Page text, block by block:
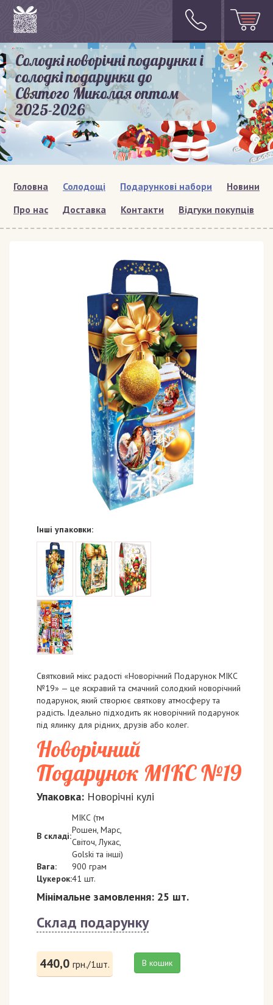
Солодкі новорічні подарунки і
солодкі подарунки до
Святого Миколая оптом
2025-2026
Головна Солодощі Подарункові набори
Новини
Про нас
Доставка Контакти Відгуки покупців
Інші упаковки:
Святковий мікс радості «Новорічний Подарунок МІКС
№19» — це яскравий та смачний солодкий новорічний
подарунок, який створює святкову атмосферу та
радість. Ідеально підходить як новорічний подарунок
під ялинку для рідних, друзів або колег.
Новорічний
Подарунок МІКС №19
Упаковка: Новорічні кулі
В складі:
МІКС (тм
Рошен, Марс,
Світоч, Лукас,
Golski та інші)
Вага:
900 грам
Цукерок:41 шт.
Мінімальне замовлення: 25 шт.
Склад подарунку
440,0 грн./1шт. В кошик